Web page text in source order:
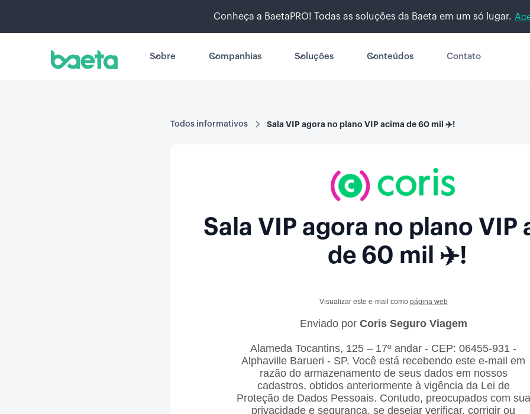
Conheça a BaetaPRO! Todas as soluções da Baeta em um só lugar.
Sobre Companhias Soluções Conteúdos Contato
Todos informativos Sala VIP agora no plano VIP acima de 60 mil ✈️!
Sala VIP agora no plano VIP
de 60 mil ✈️!
Visualizar este e-mail como página web
Enviado por Coris Seguro Viagem
Alameda Tocantins, 125 – 17º andar - CEP: 06455-931 -
Alphaville Barueri - SP. Você está recebendo este e-mail em
razão do armazenamento de seus dados em nossos
cadastros, obtidos anteriormente à vigência da Lei de
Proteção de Dados Pessoais. Contudo, preocupados com sua
privacidade e segurança, se desejar verificar, corrigir ou